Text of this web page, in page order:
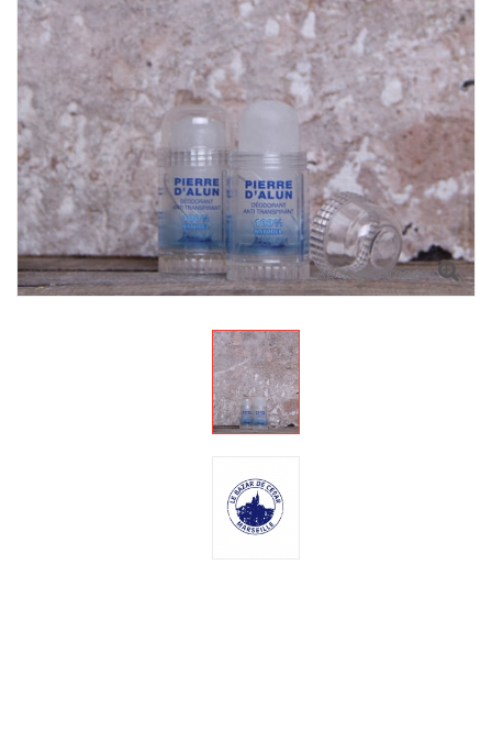
Agrandir l'image